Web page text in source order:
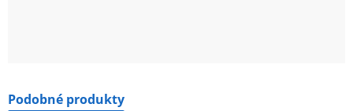
Podobné produkty